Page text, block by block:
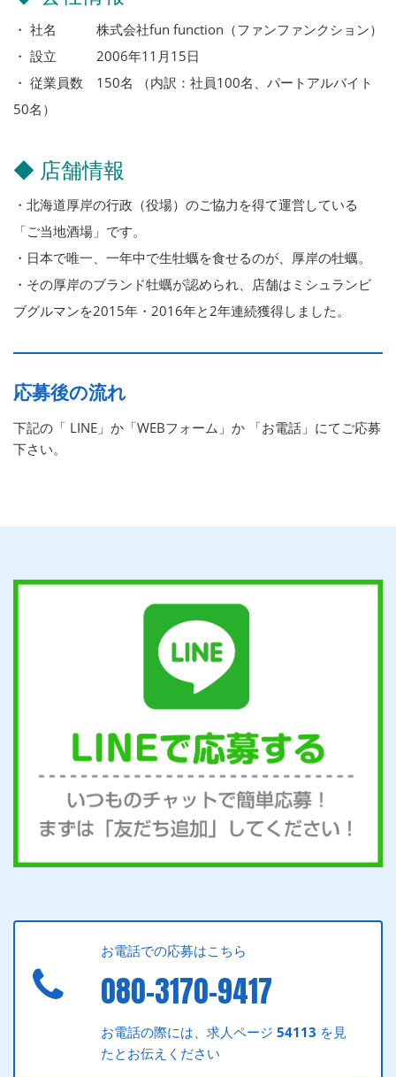
・ 社名 株式会社fun function（ファンファンクション）
・ 設立 2006年11月15日
・ 従業員数 150名 （内訳：社員100名、パートアルバイト
50名）
◆ 店舗情報
・北海道厚岸の行政（役場）のご協力を得て運営している
「ご当地酒場」です。
・日本で唯一、一年中で生牡蠣を食せるのが、厚岸の牡蠣。
・その厚岸のブランド牡蠣が認められ、店舗はミシュランビ
ブグルマンを2015年・2016年と2年連続獲得しました。
応募後の流れ
下記の「 LINE」か「WEBフォーム」か 「お電話」にてご応募
下さい。
お電話での応募はこちら
080-3170-9417
お電話の際には、求人ページ54113 を見
たとお伝えください